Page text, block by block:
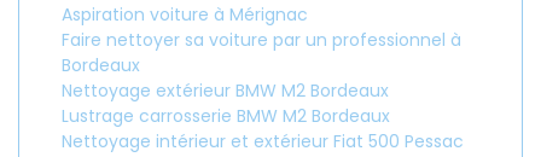
Aspiration voiture à Mérignac
Faire nettoyer sa voiture par un professionnel à
Bordeaux
Nettoyage extérieur BMW M2 Bordeaux
Lustrage carrosserie BMW M2 Bordeaux
Nettoyage intérieur et extérieur Fiat 500 Pessac